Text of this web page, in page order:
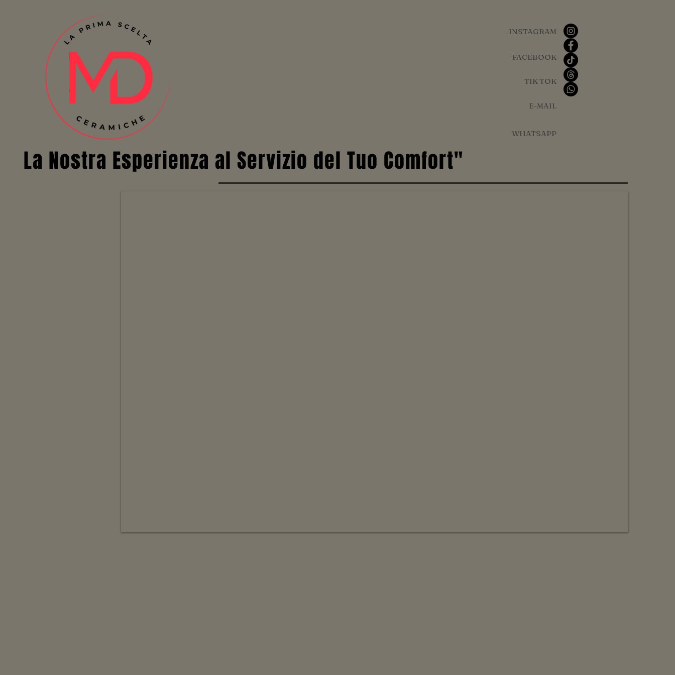
INSTAGRAM
FACEBOOK
TIK TOK
E-MAIL
WHATSAPP
La Nostra Esperienza al Servizio del Tuo Comfort"